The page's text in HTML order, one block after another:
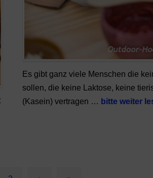
Es gibt ganz viele Menschen die
sollen, die keine Laktose, keine
(Kasein) vertragen … bitte weiter